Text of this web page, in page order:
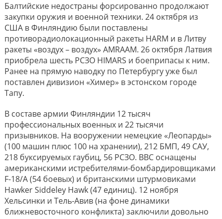
Балтийские недостраны форсированно продолжают
закупки оружия и военной техники. 24 октября из
США в Финляндию были поставлены
противорадиолокационный ракеты HARM и в Литву
ракеты «воздух – воздух» AMRAAM. 26 октября Латвия
приобрела шесть РСЗО HIMARS и боеприпасы к ним.
Ранее на прямую наводку по Петербургу уже был
поставлен дивизион «Химер» в эстонском городе
Тапу.
В составе армии Финляндии 12 тысяч
профессиональных военных и 22 тысячи
призывников. На вооружении немецкие «Леопарды»
(100 машин плюс 100 на хранении), 212 БМП, 49 САУ,
218 буксируемых гаубиц, 56 РСЗО. ВВС оснащены
американскими истребителями-бомбардировщиками
F-18/А (54 боевых) и британскими штурмовиками
Hawker Siddeley Hawk (47 единиц). 12 ноября
Хельсинки и Тель-Авив (на фоне динамики
ближневосточного конфликта) заключили довольно